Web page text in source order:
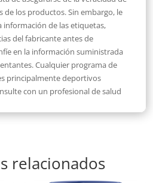
de los productos. Sin embargo, le
información de las etiquetas,
del fabricante antes de
en la información suministrada
Cualquier programa de
principalmente deportivos
con un profesional de salud
relacionados